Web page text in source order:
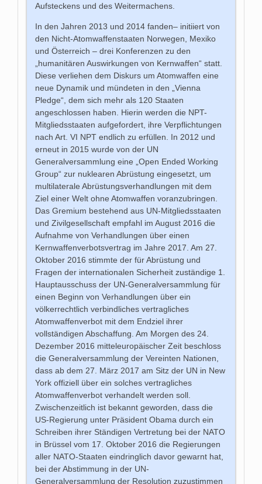
Aufsteckens und des Weitermachens.
In den Jahren 2013 und 2014 fanden– initiiert von
den Nicht-Atomwaffenstaaten Norwegen, Mexiko
und Österreich – drei Konferenzen zu den
„humanitären Auswirkungen von Kernwaffen“ statt.
Diese verliehen dem Diskurs um Atomwaffen eine
neue Dynamik und mündeten in den „Vienna
Pledge“, dem sich mehr als 120 Staaten
angeschlossen haben. Hierin werden die NPT-
Mitgliedsstaaten aufgefordert, ihre Verpflichtungen
nach Art. VI NPT endlich zu erfüllen. In 2012 und
erneut in 2015 wurde von der UN
Generalversammlung eine „Open Ended Working
Group“ zur nuklearen Abrüstung eingesetzt, um
multilaterale Abrüstungsverhandlungen mit dem
Ziel einer Welt ohne Atomwaffen voranzubringen.
Das Gremium bestehend aus UN-Mitgliedsstaaten
und Zivilgesellschaft empfahl im August 2016 die
Aufnahme von Verhandlungen über einen
Kernwaffenverbotsvertrag im Jahre 2017. Am 27.
Oktober 2016 stimmte der für Abrüstung und
Fragen der internationalen Sicherheit zuständige 1.
Hauptausschuss der UN-Generalversammlung für
einen Beginn von Verhandlungen über ein
völkerrechtlich verbindliches vertragliches
Atomwaffenverbot mit dem Endziel ihrer
vollständigen Abschaffung. Am Morgen des 24.
Dezember 2016 mitteleuropäischer Zeit beschloss
die Generalversammlung der Vereinten Nationen,
dass ab dem 27. März 2017 am Sitz der UN in New
York offiziell über ein solches vertragliches
Atomwaffenverbot verhandelt werden soll.
Zwischenzeitlich ist bekannt geworden, dass die
US-Regierung unter Präsident Obama durch ein
Schreiben ihrer Ständigen Vertretung bei der NATO
in Brüssel vom 17. Oktober 2016 die Regierungen
aller NATO-Staaten eindringlich davor gewarnt hat,
bei der Abstimmung in der UN-
Generalversammlung der Resolution zuzustimmen